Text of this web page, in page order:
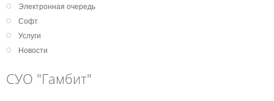
Электронная очередь
Софт
Услуги
Новости
СУО "Гамбит"